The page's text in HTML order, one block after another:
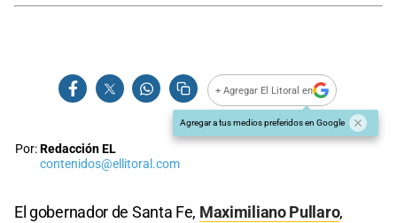
+ Agregar El Litoral en
Agregar a tus medios preferidos en Google
Por:Redacción EL
contenidos@ellitoral.com
El gobernador de Santa Fe, Maximiliano Pullaro,